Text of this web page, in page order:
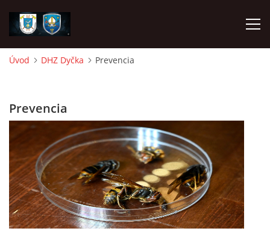
NAPÍSALI O NÁS
DHZ DYČKA
DHZM VRÁBLE
AKO SA STAŤ ČLENOM
Úvod DHZ Dyčka Prevencia
Prevencia